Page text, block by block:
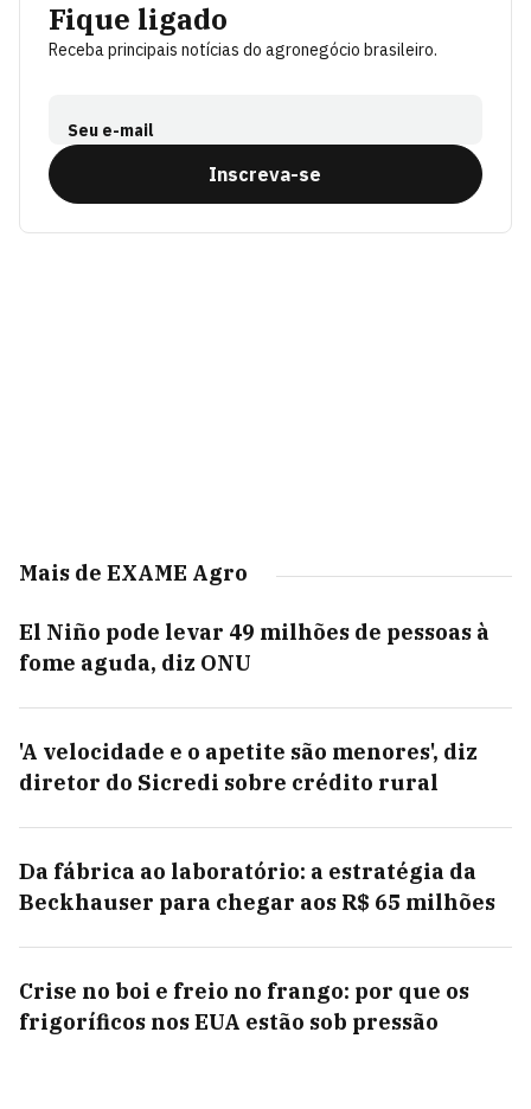
Fique ligado
Receba principais notícias do agronegócio brasileiro.
Seu e-mail
Inscreva-se
Mais de EXAME Agro
El Niño pode levar 49 milhões de pessoas à
fome aguda, diz ONU
'A velocidade e o apetite são menores', diz
diretor do Sicredi sobre crédito rural
Da fábrica ao laboratório: a estratégia da
Beckhauser para chegar aos R$ 65 milhões
Crise no boi e freio no frango: por que os
frigoríficos nos EUA estão sob pressão